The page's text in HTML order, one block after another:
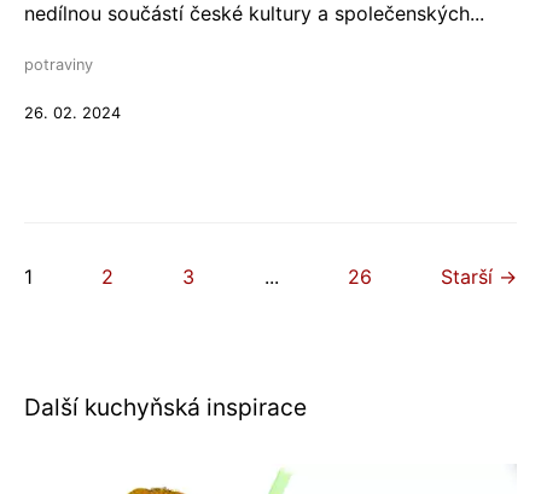
nedílnou součástí české kultury a společenských...
potraviny
26. 02. 2024
1 2 3 ... 26 Starší →
Další kuchyňská inspirace